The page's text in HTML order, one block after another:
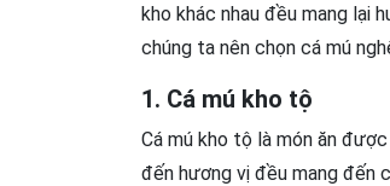
kho khác nhau đều mang lại
chúng ta nên chọn cá mú
1. Cá mú kho tộ
Cá mú kho tộ là món ăn
đến hương vị đều mang đến